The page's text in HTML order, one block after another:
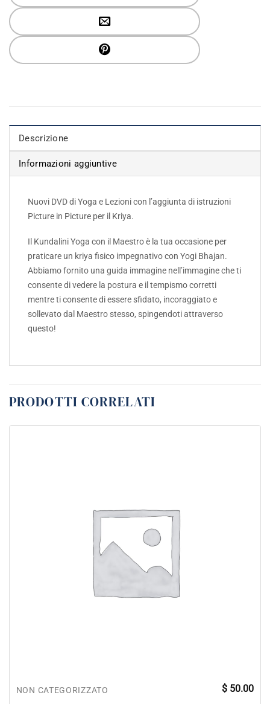
Descrizione
Informazioni aggiuntive
Nuovi DVD di Yoga e Lezioni con l’aggiunta di istruzioni
Picture in Picture per il Kriya.
Il Kundalini Yoga con il Maestro è la tua occasione per
praticare un kriya fisico impegnativo con Yogi Bhajan.
Abbiamo fornito una guida immagine nell’immagine che ti
consente di vedere la postura e il tempismo corretti
mentre ti consente di essere sfidato, incoraggiato e
sollevato dal Maestro stesso, spingendoti attraverso
questo!
PRODOTTI CORRELATI
NON CATEGORIZZATO $ 50.00